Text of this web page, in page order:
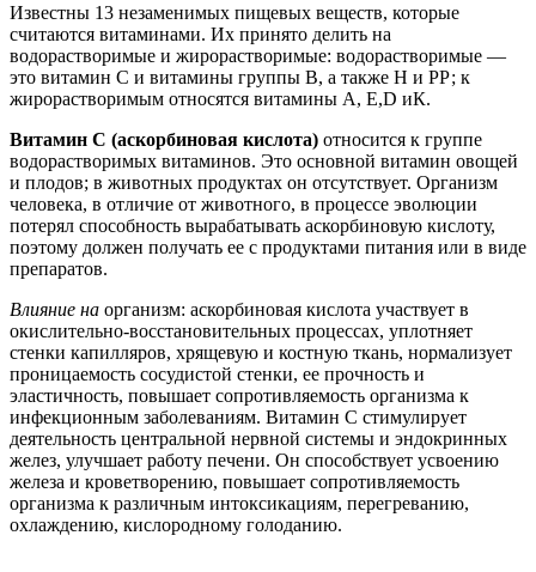
Известны 13 незаменимых пищевых веществ, которые
считаются витаминами. Их принято делить на
водорастворимые и жирорастворимые: водорастворимые —
это витамин С и витамины группы В, а также Н и РР; к
жирорастворимым относятся витамины А, Е,D иК.
Витамин С (аскорбиновая кислота) относится к группе
водорастворимых витаминов. Это основной витамин овощей
и плодов; в животных продуктах он отсутствует. Организм
человека, в отличие от животного, в процессе эволюции
потерял способность вырабатывать аскорбиновую кислоту,
поэтому должен получать ее с продуктами питания или в виде
препаратов.
Влияние на организм: аскорбиновая кислота участвует в
окислительно-восстановительных процессах, уплотняет
стенки капилляров, хрящевую и костную ткань, нормализует
проницаемость сосудистой стенки, ее прочность и
эластичность, повышает сопротивляемость организма к
инфекционным заболеваниям. Витамин С стимулирует
деятельность центральной нервной системы и эндокринных
желез, улучшает работу печени. Он способствует усвоению
железа и кроветворению, повышает сопротивляемость
организма к различным интоксикациям, перегреванию,
охлаждению, кислородному голоданию.